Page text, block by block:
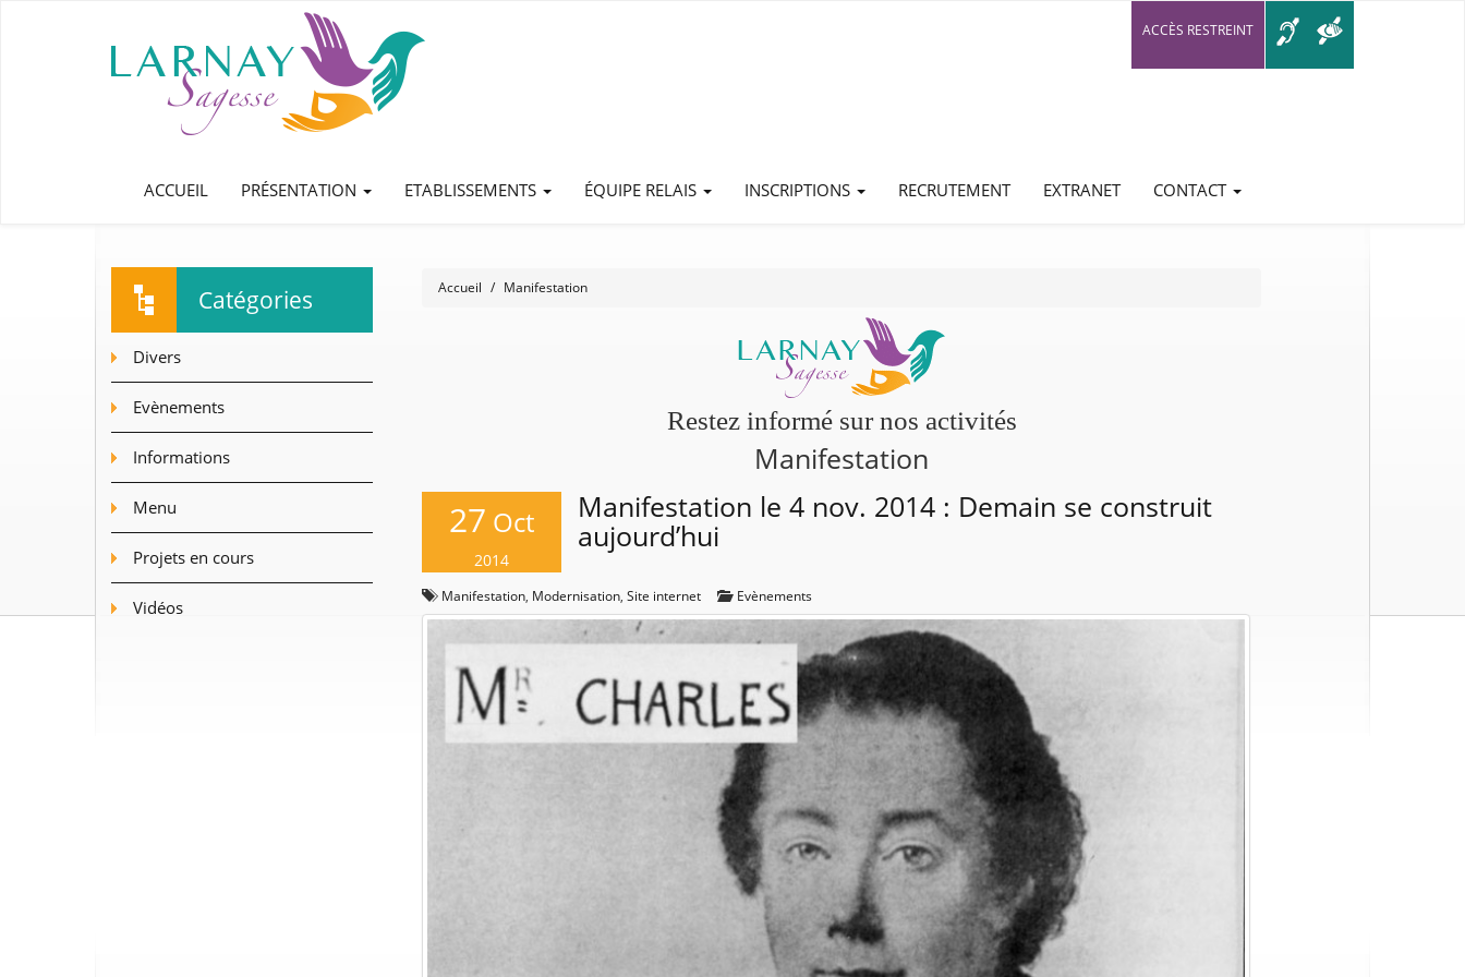
ACCÈS RESTREINT
ACCUEIL PRÉSENTATION ETABLISSEMENTS ÉQUIPE RELAIS INSCRIPTIONS RECRUTEMENT EXTRANET CONTACT
Accueil Manifestation
Restez informé sur nos activités
Manifestation
27 Oct
2014
Manifestation le 4 nov. 2014 : Demain se construit
aujourd’hui
Manifestation, Modernisation, Site internet Evènements
Catégories
Divers
Evènements
Informations
Menu
Projets en cours
Vidéos